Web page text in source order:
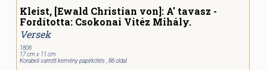
Kleist, [Ewald Christian von]: A' tavasz -
Fordította: Csokonai Vitéz Mihály.
Versek
1806
17 cm x 11 cm
Korabeli varrott kemény papírkötés , 86 oldal